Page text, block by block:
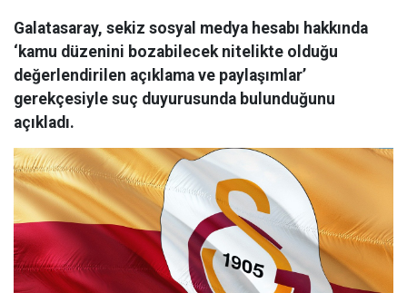
Galatasaray, sekiz sosyal medya hesabı hakkında
‘kamu düzenini bozabilecek nitelikte olduğu
değerlendirilen açıklama ve paylaşımlar’
gerekçesiyle suç duyurusunda bulunduğunu
açıkladı.